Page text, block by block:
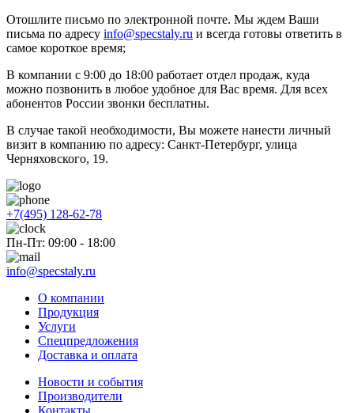
Отошлите письмо по электронной почте. Мы ждем Ваши
письма по адресу info@specstaly.ru и всегда готовы ответить в
самое короткое время;
В компании с 9:00 до 18:00 работает отдел продаж, куда
можно позвонить в любое удобное для Вас время. Для всех
абонентов России звонки бесплатны.
В случае такой необходимости, Вы можете нанести личный
визит в компанию по адресу: Санкт-Петербург, улица
Черняховского, 19.
+7(495) 128-62-78
Пн-Пт: 09:00 - 18:00
info@specstaly.ru
О компании
Продукция
Услуги
Спецпредложения
Доставка и оплата
Новости и события
Производители
Контакты